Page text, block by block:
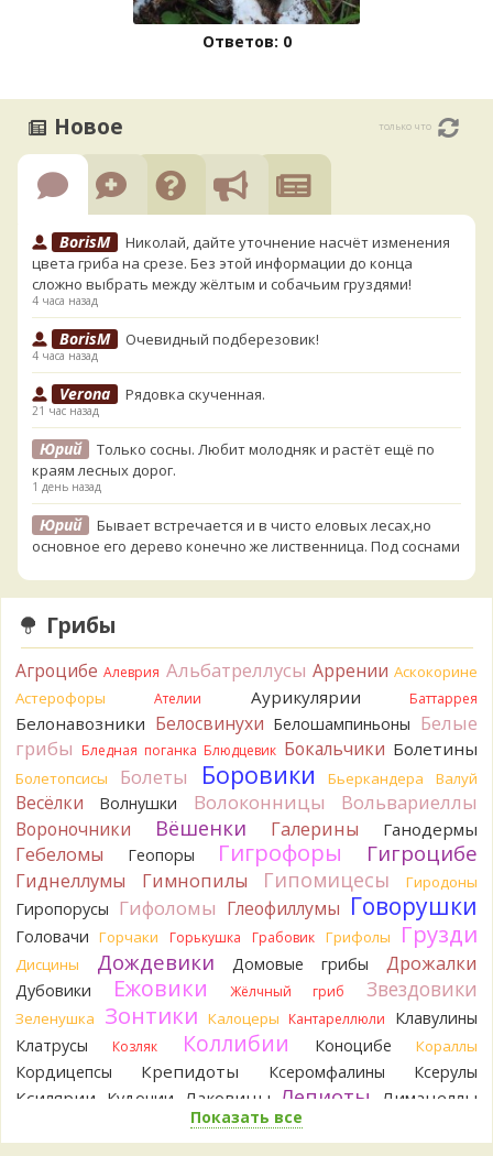
Ответов: 0
Новое только что
BorisM
Николай, дайте уточнение насчёт изменения
цвета гриба на срезе. Без этой информации до конца
сложно выбрать между жёлтым и собачьим груздями!
4 часа назад
BorisM Очевидный подберезовик!
4 часа назад
Verona Рядовка скученная.
21 час назад
Юрий
Только сосны. Любит молодняк и растёт ещё по
краям лесных дорог.
1 день назад
Юрий
Бывает встречается и в чисто еловых лесах,но
основное его дерево конечно же лиственница. Под соснами
1 день назад
Katya20
1 день назад
Katya20 Навозник.
1 день назад
Verona Скорее всего он.
2 дня назад
Verona
Что-то из рядовок. Цвета на фото вряд ли
переданы правильно.
2 дня назад
Verona
Рядовка мыльная, судя по пластинкам.
Правильно сделали, что не взяли.
BorisM Подгруздок чёрный, или близкие виды
BorisM Сдаётся мне, на земле и в руке - разные грибы.
Кирилл
Вони не было, но вода и гриб при варке
начали желтеть. Выкинул. Большое спасибо.
2 дня назад
Спасибо.
2 дня назад
Грибы
Агроцибе Алеврия Альбатреллусы Аррении Аскокорине
Астерофоры
Ателии Аурикулярии Баттаррея
Белонавозники Белосвинухи Белошампиньоны Белые
грибы Бледная поганка Блюдцевик Бокальчики Болетины
Болетопсисы Болеты Боровики Бьеркандера Валуй
Весёлки Волнушки Волоконницы Вольвариеллы
Вороночники Вёшенки Галерины Ганодермы
Гебеломы Геопоры Гигрофоры Гигроцибе
Гиднеллумы Гимнопилы Гипомицесы Гиродоны
Гиропорусы Гифоломы Глеофиллумы Говорушки
Головачи Горчаки Горькушка Грабовик Грифолы Грузди
Дисцины Дождевики Домовые грибы Дрожалки
Дубовики Ежовики Жёлчный гриб Звездовики
Зеленушка Зонтики Калоцеры Кантареллюли
Клавулины
Клатрусы
Козляк Коллибии Коноцибе Кораллы
Кордицепсы Крепидоты Ксеромфалины Ксерулы
Ксилярии Кудонии Лаковицы Лепиоты Лимацеллы
Лисички
Ложнодождевики Ложные опята
Показать все